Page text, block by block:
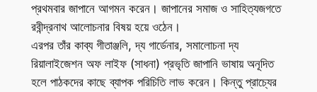
প্রথমবার জাপানে আগমন করেন। জাপানের সমাজ ও সাহিত্যজগতে
রবীন্দ্রনাথ আলোচনার বিষয় হয়ে ওঠেন।
এরপর তাঁর কাব্য গীতাঞ্জলি, দ্য গার্ডেনার, সমালোচনা দ্য
রিয়ালাইজেশন অফ লাইফ (সাধনা) প্রভৃতি জাপানি ভাষায় অনূদিত
হলে পাঠকদের কাছে ব্যাপক পরিচিতি লাভ করেন। কিন্তু প্রাচ্যের